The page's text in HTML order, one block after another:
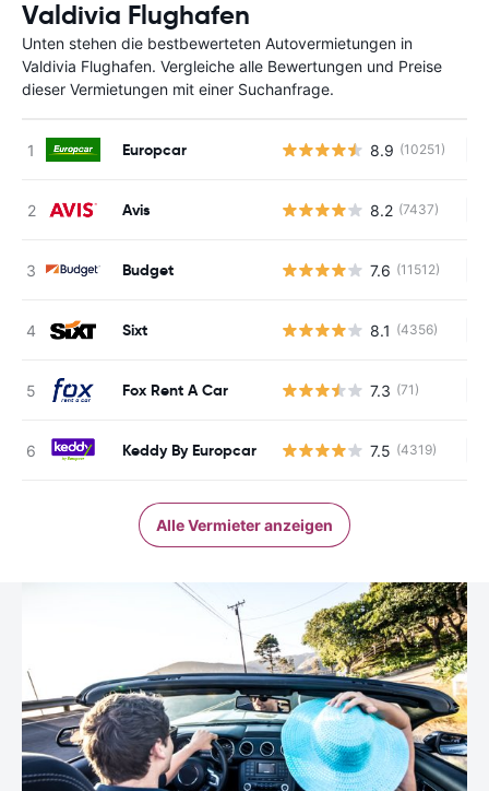
Valdivia Flughafen
Unten stehen die bestbewerteten Autovermietungen in
Valdivia Flughafen. Vergleiche alle Bewertungen und Preise
dieser Vermietungen mit einer Suchanfrage.
Europcar 8.9 (10251)
Avis 8.2 (7437)
Budget 7.6 (11512)
Sixt 8.1 (4356)
Fox Rent A Car 7.3 (71)
Keddy By Europcar 7.5 (4319)
Alle Vermieter anzeigen